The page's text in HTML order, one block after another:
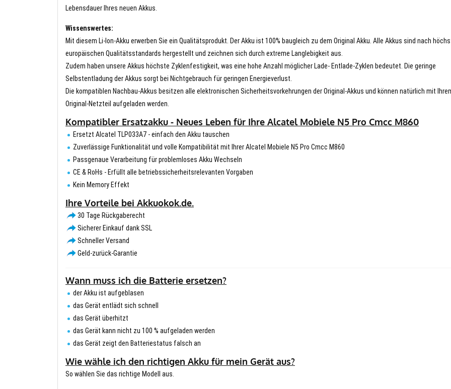
Lebensdauer Ihres neuen Akkus.
Wissenswertes:
Mit diesem Li-Ion-Akku erwerben Sie ein Qualitätsprodukt. Der Akku ist 100% baugleich zu dem Original Akku. Alle Akkus sind nach
europäischen Qualitätsstandards hergestellt und zeichnen sich durch extreme Langlebigkeit aus.
Zudem haben unsere Akkus höchste Zyklenfestigkeit, was eine hohe Anzahl möglicher Lade- Entlade-Zyklen bedeutet. Die geringe
Selbstentladung der Akkus sorgt bei Nichtgebrauch für geringen Energieverlust.
Die kompatiblen Nachbau-Akkus besitzen alle elektronischen Sicherheitsvorkehrungen der Original-Akkus und können natürlich mit
Original-Netzteil aufgeladen werden.
Kompatibler Ersatzakku - Neues Leben für Ihre Alcatel Mobiele N5 Pro Cmcc M860
Ersetzt Alcatel TLP033A7 - einfach den Akku tauschen
Zuverlässige Funktionalität und volle Kompatibilität mit Ihrer Alcatel Mobiele N5 Pro Cmcc M860
Passgenaue Verarbeitung für problemloses Akku Wechseln
CE & RoHs - Erfüllt alle betriebssicherheitsrelevanten Vorgaben
Kein Memory Effekt
Ihre Vorteile bei Akkuokok.de.
30 Tage Rückgaberecht
Sicherer Einkauf dank SSL
Schneller Versand
Geld-zurück-Garantie
Wann muss ich die Batterie ersetzen?
der Akku ist aufgeblasen
das Gerät entlädt sich schnell
das Gerät überhitzt
das Gerät kann nicht zu 100 % aufgeladen werden
das Gerät zeigt den Batteriestatus falsch an
Wie wähle ich den richtigen Akku für mein Gerät aus?
So wählen Sie das richtige Modell aus.